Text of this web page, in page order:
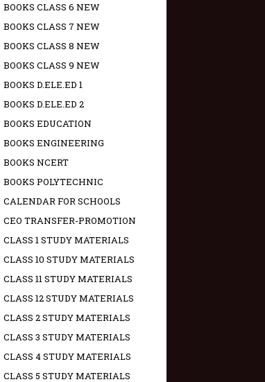
BOOKS CLASS 6 NEW
BOOKS CLASS 7 NEW
BOOKS CLASS 8 NEW
BOOKS CLASS 9 NEW
BOOKS D.ELE.ED 1
BOOKS D.ELE.ED 2
BOOKS EDUCATION
BOOKS ENGINEERING
BOOKS NCERT
BOOKS POLYTECHNIC
CALENDAR FOR SCHOOLS
CEO TRANSFER-PROMOTION
CLASS 1 STUDY MATERIALS
CLASS 10 STUDY MATERIALS
CLASS 11 STUDY MATERIALS
CLASS 12 STUDY MATERIALS
CLASS 2 STUDY MATERIALS
CLASS 3 STUDY MATERIALS
CLASS 4 STUDY MATERIALS
CLASS 5 STUDY MATERIALS